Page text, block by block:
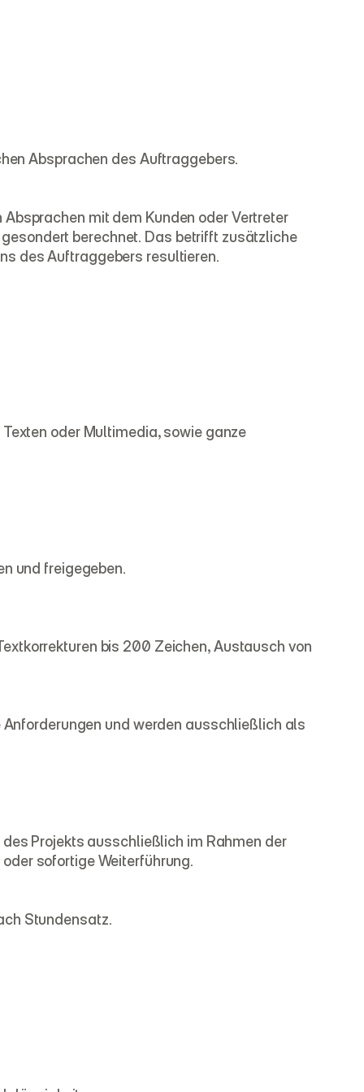
Absprachen des Auftraggebers.
mit dem Kunden oder Vertreter
berechnet. Das betrifft zusätzliche
des Auftraggebers resultieren.
oder Multimedia, sowie ganze
und freigegeben.
bis 200 Zeichen, Austausch von
und werden ausschließlich als
Projekts ausschließlich im Rahmen der
sofortige Weiterführung.
Stundensatz.